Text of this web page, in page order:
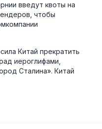
введут квоты на
чтобы
Китай прекратить
иероглифами,
Сталина». Китай